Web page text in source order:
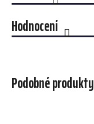
Hodnocení
Podobné produkty